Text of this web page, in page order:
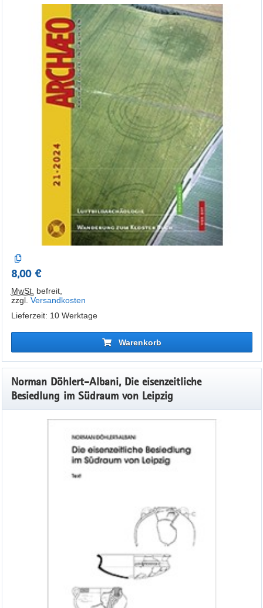
8,00 €
MwSt. befreit,
zzgl. Versandkosten
Lieferzeit: 10 Werktage
Warenkorb
Norman Döhlert-Albani, Die eisenzeitliche
Besiedlung im Südraum von Leipzig